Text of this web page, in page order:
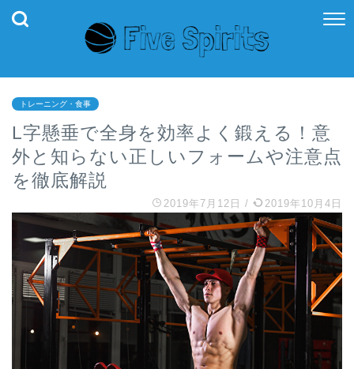
トレーニング・食事
L字懸垂で全身を効率よく鍛える！意
外と知らない正しいフォームや注意点
を徹底解説
2019年7月12日 / 2019年10月4日